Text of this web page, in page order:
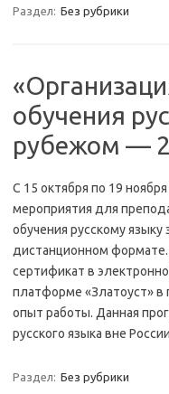
Раздел: Без рубрики
обучения
рубежом —
С 15 октября по 19
мероприятия для
обучения русскому
дистанционном формате.
сертификат в
платформе «Златоуст» в
опыт работы. Данная
русского языка вне
Раздел: Без рубрики